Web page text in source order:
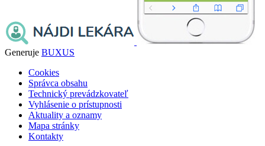
Generuje BUXUS
Cookies
Správca obsahu
Technický prevádzkovateľ
Vyhlásenie o prístupnosti
Aktuality a oznamy
Mapa stránky
Kontakty